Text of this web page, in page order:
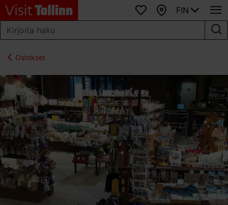
SuosikitKartta
FIN
Ostokset